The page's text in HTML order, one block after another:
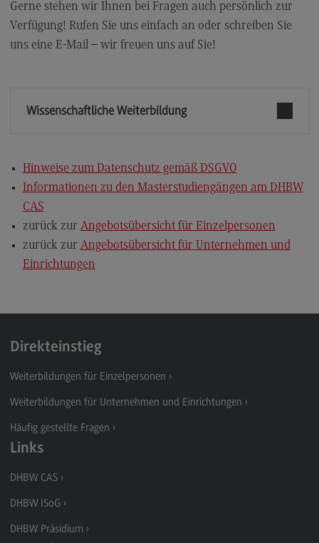
Gerne stehen wir Ihnen bei Fragen auch persönlich zur
Verfügung! Rufen Sie uns einfach an oder schreiben Sie
uns eine E-Mail – wir freuen uns auf Sie!
Wissenschaftliche Weiterbildung
Hinweise zum Datenschutz gemäß DSGVO
Informationen zu den Masterstudiengängen am DHBW
CAS
zurück zur Angebotsübersicht für Einzelpersonen
zurück zur Angebotsübersicht für Unternehmen und
Einrichtungen
Direkteinstieg
Weiterbildungen für Einzelpersonen
Weiterbildungen für Unternehmen und Einrichtungen
Häufig gestellte Fragen
Links
DHBW CAS
DHBW ISoG
DHBW Präsidium